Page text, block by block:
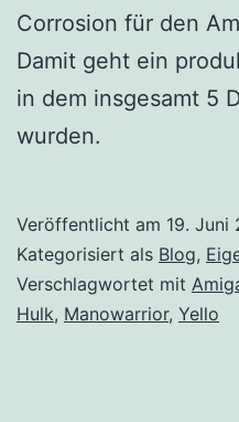
Corrosion für den
Damit geht ein
in dem insgesamt 5
wurden.
Veröffentlicht am 19. Juni
Kategorisiert als Blog,
Verschlagwortet mit
Hulk, Manowarrior, Yello